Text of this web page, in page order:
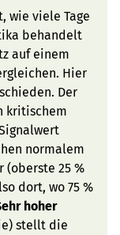
wie viele Tage
behandelt
auf einem
Hier
Der
kritischem
normalem
25 %
dort, wo 75 %
hoher
stellt die